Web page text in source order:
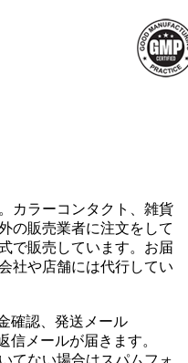
カラーコンタクト、雑貨
の販売業者に注文をして
で販売しています。お届
社や店舗には代行してい
確認、発送メール
信メールが届きます。
てない場合はスパムフォ